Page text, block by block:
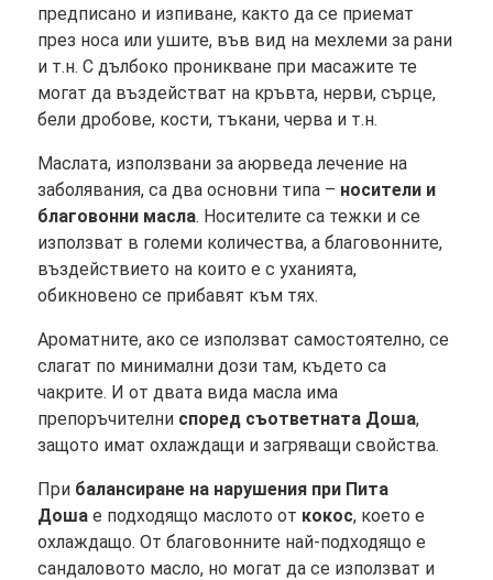
предписано и изпиване, както да се приемат
през носа или ушите, във вид на мехлеми за рани
и т.н. С дълбоко проникване при масажите те
могат да въздействат на кръвта, нерви, сърце,
бели дробове, кости, тъкани, черва и т.н.
Маслата, използвани за аюрведа лечение на
заболявания, са два основни типа – носители и
благовонни масла. Носителите са тежки и се
използват в големи количества, а благовонните,
въздействието на които е с уханията,
обикновено се прибавят към тях.
Ароматните, ако се използват самостоятелно, се
слагат по минимални дози там, където са
чакрите. И от двата вида масла има
препоръчителни според съответната Доша,
защото имат охлаждащи и загряващи свойства.
При балансиране на нарушения при Пита
Доша е подходящо маслото от кокос, което е
охлаждащо. От благовонните най-подходящо е
сандаловото масло, но могат да се използват и